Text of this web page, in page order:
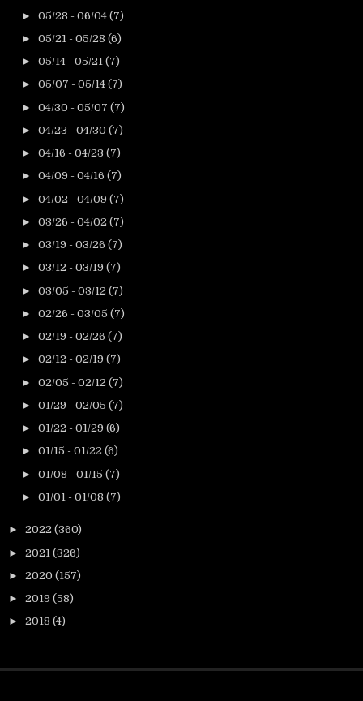
► 05/28 - 06/04 (7)
► 05/21 - 05/28 (6)
► 05/14 - 05/21 (7)
► 05/07 - 05/14 (7)
► 04/30 - 05/07 (7)
► 04/23 - 04/30 (7)
► 04/16 - 04/23 (7)
► 04/09 - 04/16 (7)
► 04/02 - 04/09 (7)
► 03/26 - 04/02 (7)
► 03/19 - 03/26 (7)
► 03/12 - 03/19 (7)
► 03/05 - 03/12 (7)
► 02/26 - 03/05 (7)
► 02/19 - 02/26 (7)
► 02/12 - 02/19 (7)
► 02/05 - 02/12 (7)
► 01/29 - 02/05 (7)
► 01/22 - 01/29 (6)
► 01/15 - 01/22 (6)
► 01/08 - 01/15 (7)
► 01/01 - 01/08 (7)
► 2022 (360)
► 2021 (326)
► 2020 (157)
► 2019 (58)
► 2018 (4)